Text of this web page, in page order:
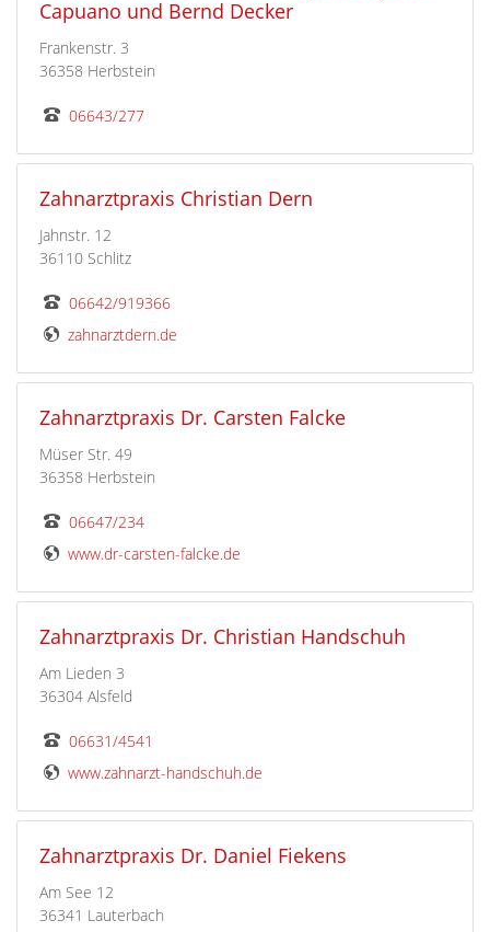
Capuano und Bernd Decker
Frankenstr. 3
36358 Herbstein
06643/277
Zahnarztpraxis Christian Dern
Jahnstr. 12
36110 Schlitz
06642/919366
zahnarztdern.de
Zahnarztpraxis Dr. Carsten Falcke
Müser Str. 49
36358 Herbstein
06647/234
www.dr-carsten-falcke.de
Zahnarztpraxis Dr. Christian Handschuh
Am Lieden 3
36304 Alsfeld
06631/4541
www.zahnarzt-handschuh.de
Zahnarztpraxis Dr. Daniel Fiekens
Am See 12
36341 Lauterbach